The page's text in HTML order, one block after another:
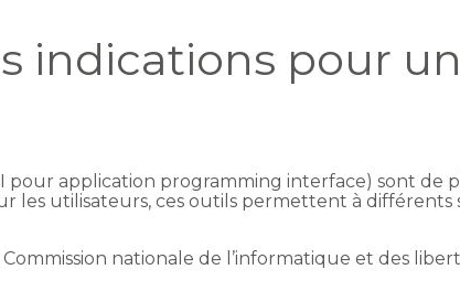
indications pour
pour application programming interface) sont de
les utilisateurs, ces outils permettent à
nationale de l’informatique et des